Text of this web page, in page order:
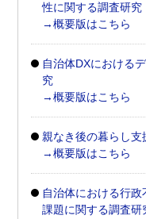
性に関する調査研究
→概要版はこちら
自治体DXにおける
究
→概要版はこちら
親なき後の暮らし
→概要版はこちら
自治体における行
課題に関する調査研